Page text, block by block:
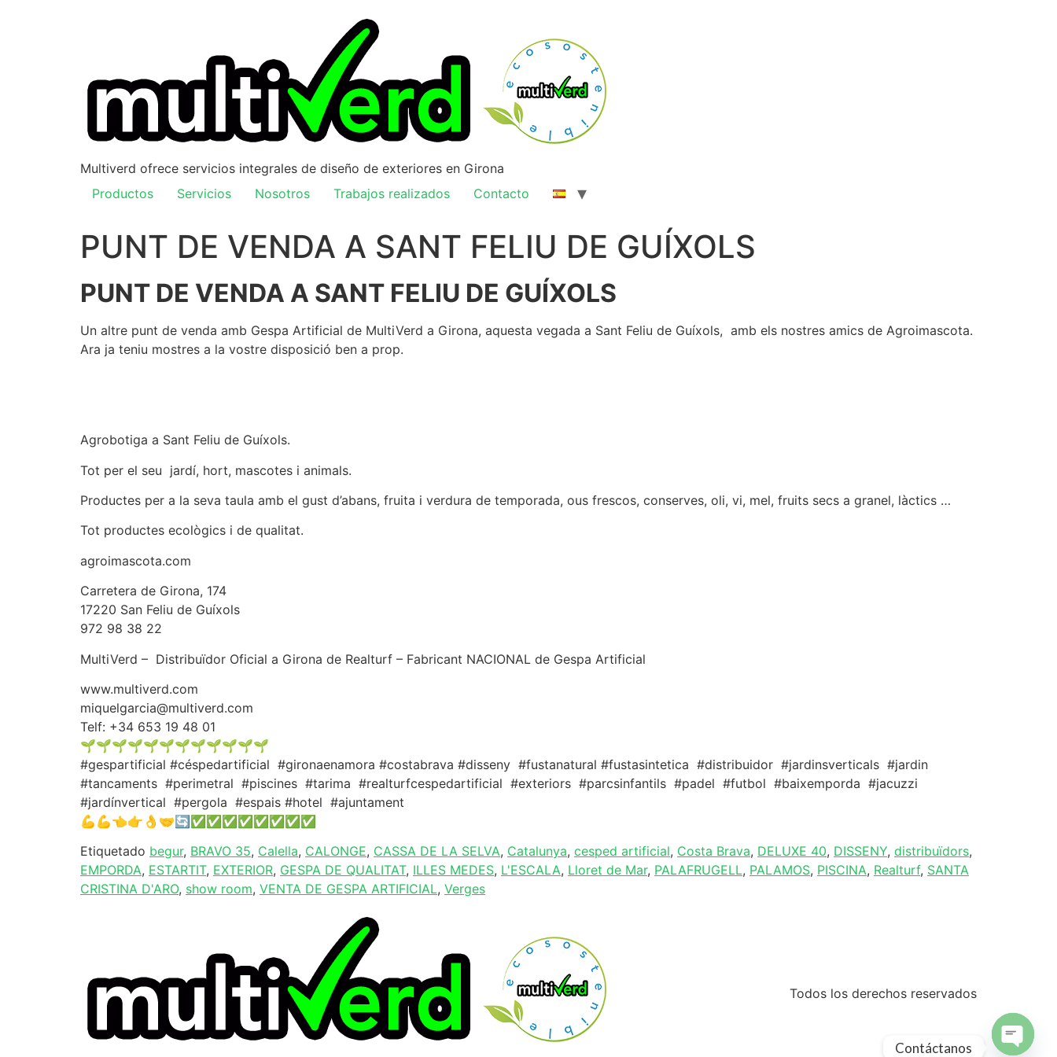
Multiverd ofrece servicios integrales de diseño de exteriores en Girona
Productos
Servicios Nosotros Trabajos realizados Contacto
PUNT DE VENDA A SANT FELIU DE GUÍXOLS
PUNT DE VENDA A SANT FELIU DE GUÍXOLS
Un altre punt de venda amb Gespa Artificial de MultiVerd a Girona, aquesta vegada a Sant Feliu de Guíxols, amb els nostres amics de Agroimascota.
Ara ja teniu mostres a la vostre disposició ben a prop.
Agrobotiga a Sant Feliu de Guíxols.
Tot per el seu jardí, hort, mascotes i animals.
Productes per a la seva taula amb el gust d’abans, fruita i verdura de temporada, ous frescos, conserves, oli, vi, mel, fruits secs a granel, làctics …
Tot productes ecològics i de qualitat.
agroimascota.com
Carretera de Girona, 174
17220 San Feliu de Guíxols
972 98 38 22
MultiVerd – Distribuïdor Oficial a Girona de Realturf – Fabricant NACIONAL de Gespa Artificial
www.multiverd.com
miquelgarcia@multiverd.com
Telf: +34 653 19 48 01
🌱🌱🌱🌱🌱🌱🌱🌱🌱🌱🌱🌱
#gespartificial #céspedartificial #gironaenamora #costabrava #disseny #fustanatural #fustasintetica #distribuidor #jardinsverticals #jardin
#tancaments #perimetral #piscines #tarima #realturfcespedartificial #exteriors #parcsinfantils #padel #futbol #baixemporda #jacuzzi
#jardínvertical #pergola #espais #hotel #ajuntament
💪💪👈👉👌🤝🔄✅✅✅✅✅✅✅✅
Etiquetado begur, BRAVO 35, Calella, CALONGE, CASSA DE LA SELVA, Catalunya, cesped artificial, Costa Brava, DELUXE 40, DISSENY, distribuïdors,
EMPORDA, ESTARTIT, EXTERIOR, GESPA DE QUALITAT, ILLES MEDES, L'ESCALA, Lloret de Mar, PALAFRUGELL, PALAMOS, PISCINA, Realturf, SANTA
CRISTINA D'ARO, show room, VENTA DE GESPA ARTIFICIAL, Verges
Todos los derechos reservados
Contáctanos